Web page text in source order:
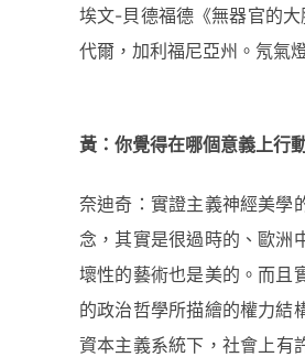
埃文-貝德福德《無器官的
代爾，加利福尼亞州。氖氣
黃： 你覺得在哪個意義上行
奈迪奇：實證主義神經美學
念，其實是很過時的、歐洲
壞性的藝術也是美的。而且
的政治哲學所描繪的權力結
資本主義系統下，社會上有